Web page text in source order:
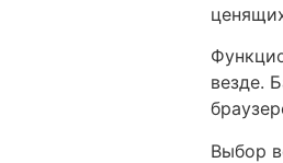
везде.
Выбор